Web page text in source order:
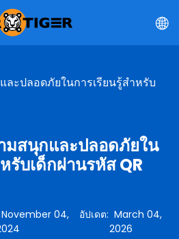
ละปลอดภัยในการเรียนรู้สำหรับ
มสนุกและปลอดภัยใน
รับเด็กผ่านรหัส QR
November 04,
อัปเดต: March 04,
2026